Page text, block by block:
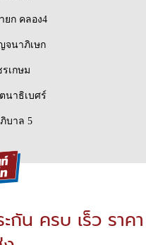
ยก คลอง4
จนาภิเษก
เกษม
นาธิเบศร์
บาล 5
น ครบ เร็ว ราคา